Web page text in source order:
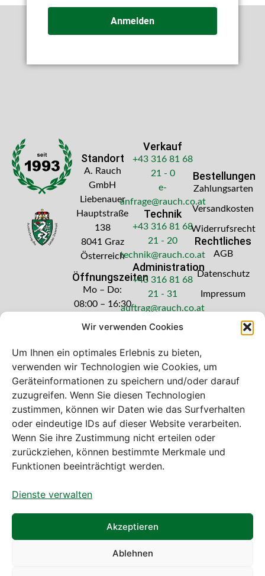
Wir verwenden Cookies
Um Ihnen ein optimales Erlebnis zu bieten,
verwenden wir Technologien wie Cookies, um
Geräteinformationen zu speichern und/oder darauf
zuzugreifen. Wenn Sie diesen Technologien
zustimmen, können wir Daten wie das Surfverhalten
oder eindeutige IDs auf dieser Website verarbeiten.
Wenn Sie ihre Zustimmung nicht erteilen oder
zurückziehen, können bestimmte Merkmale und
Funktionen beeinträchtigt werden.
Dienste verwalten
Akzeptieren
Ablehnen
Anmelden
Standort
A. Rauch
GmbH
Liebenauer
Hauptstraße
138
8041 Graz
Österreich
Öffnungszeiten
Mo – Do:
08:00 – 16:30
Freitag: 08:00
Verkauf
+43 316 81 68
21 - 0
e-
anfrage@rauch.co.at
Technik
+43 316 81 68
21 - 20
technik@rauch.co.at
Administration
+43 316 81 68
21 - 31
auftrag@rauch.co.at
Bestellungen
Zahlungsarten
Versandkosten
Widerrufsrecht
Rechtliches
AGB
Datenschutz
Impressum
Bei diesem Webshop handelt es sich um
einen B2B-Webshop
A. Rauch GmbH – Ihr Experte aus Österreich für Waagen,
Eich- & Kalibrierservice, Sprühnebel-Zerstäubungstechnik
und Lebensmittelmaschinen.
Sämtliche Angebote der A. Rauch GmbH richten sich
gewerbliche Kunden, Institutionen, Kommunen usw. aus
Österreich, Deutschland und der Schweiz (weitere Länder
auf Anfrage).